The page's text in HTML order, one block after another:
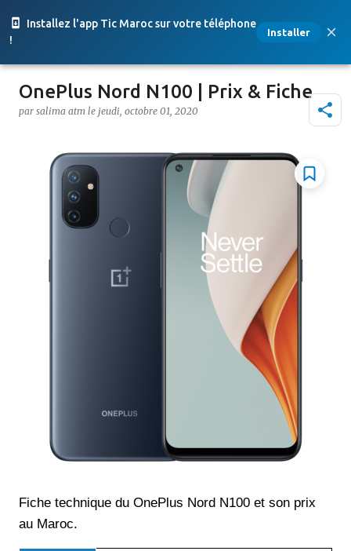
Installez l'app Tic Maroc sur votre téléphone
!
Installer
Accéder au contenu principal
OnePlus Nord N100 | Prix & Fiche
par salima atm le jeudi, octobre 01, 2020
Fiche technique du OnePlus Nord N100 et son prix
au Maroc.